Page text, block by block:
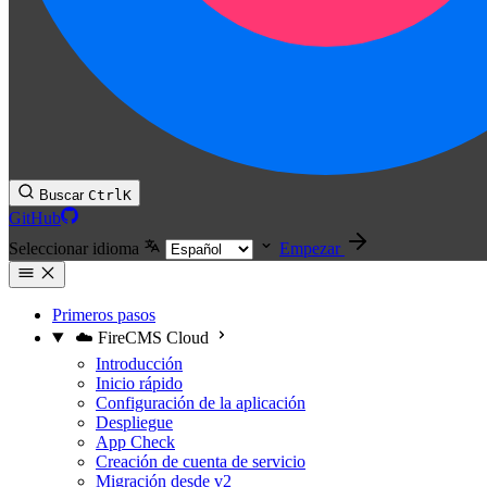
Buscar CtrlK
GitHub
Seleccionar idioma
Empezar
Primeros pasos
☁️ FireCMS Cloud
Introducción
Inicio rápido
Configuración de la aplicación
Despliegue
App Check
Creación de cuenta de servicio
Migración desde v2